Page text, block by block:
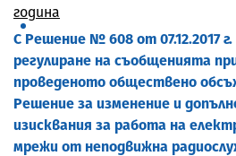
година
С Решение № 608 от 07.12.2017
регулиране на съобщенията
проведеното обществено
Решение за изменение и
изисквания за работа на
мрежи от неподвижна